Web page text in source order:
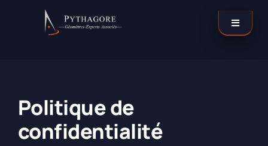
Toggle
Nos agences
Politique de
confidentialité